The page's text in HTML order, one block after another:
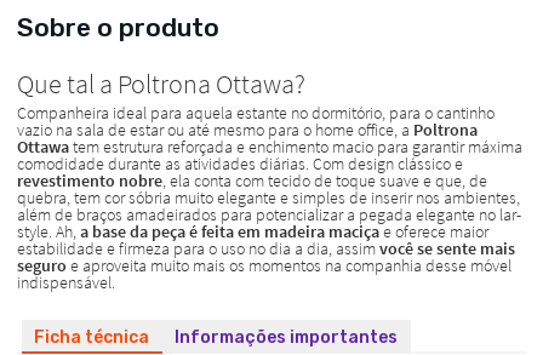
Sobre o produto
Ficha técnica Informações importantes